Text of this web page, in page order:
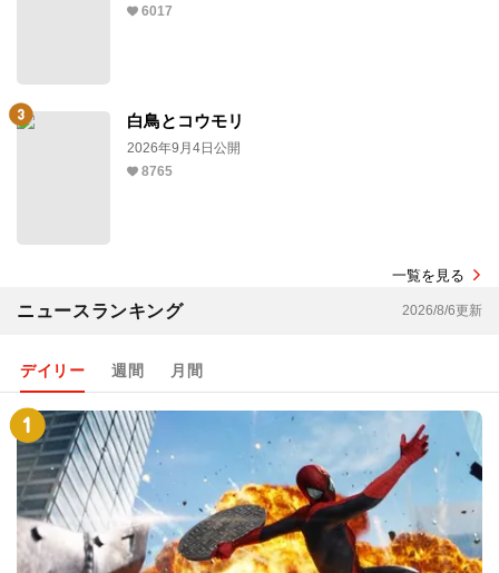
6017
白鳥とコウモリ
2026年9月4日公開
8765
一覧を見る
ニュースランキング 2026/8/6更新
デイリー 週間 月間